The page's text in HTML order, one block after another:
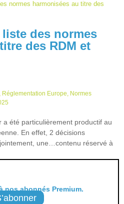
normes harmonisées au titre des
des normes
des RDM et
Réglementation Europe, Normes
été particulièrement productif au
En effet, 2 décisions
une…contenu réservé à
nos abonnés Premium.